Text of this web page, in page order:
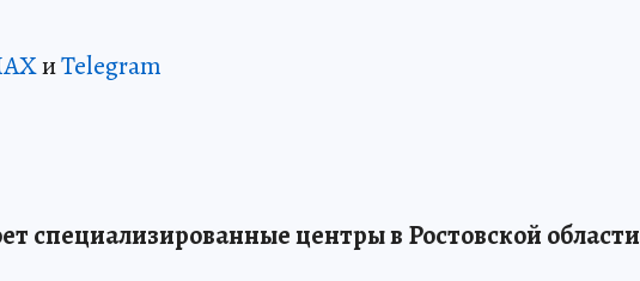
иTelegram
специализированные центры в Ростовской области